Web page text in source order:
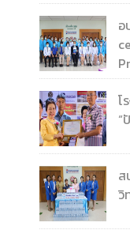
อ
โ
“
ส
วิ